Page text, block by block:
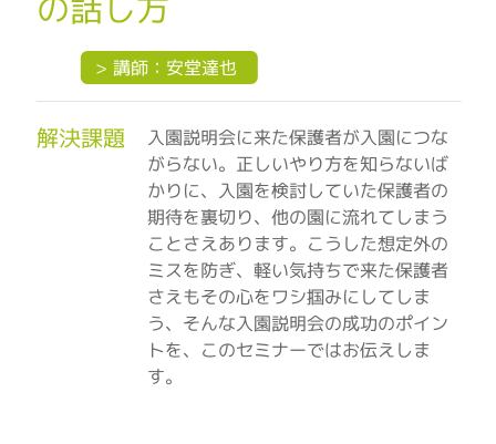
> 講師：安堂達也
解決課題
入園説明会に来た保護者が入園につな
がらない。正しいやり方を知らないば
かりに、入園を検討していた保護者の
期待を裏切り、他の園に流れてしまう
ことさえあります。こうした想定外の
ミスを防ぎ、軽い気持ちで来た保護者
さえもその心をワシ掴みにしてしま
う、そんな入園説明会の成功のポイン
トを、このセミナーではお伝えしま
す。